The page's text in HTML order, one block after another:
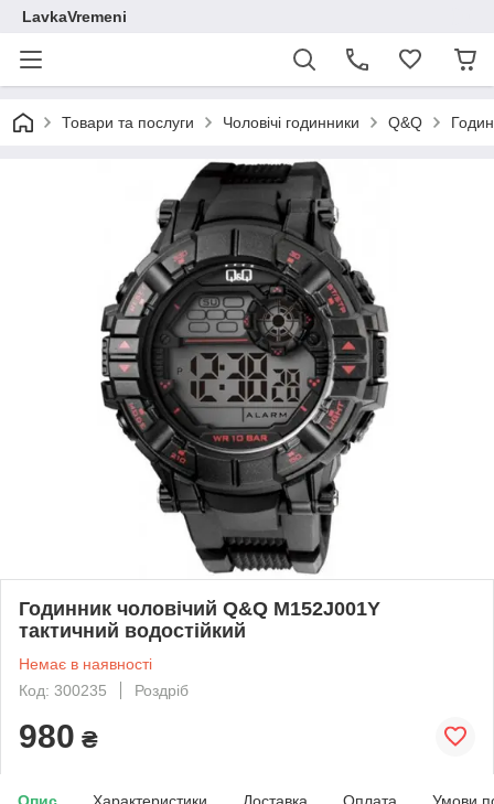
LavkaVremeni
Товари та послуги Чоловічі годинники Q&Q
Годинник чоловічий Q&Q M152J001Y
тактичний водостійкий
Немає в наявності
Код: 300235
Роздріб
980 ₴
Опис Характеристики Доставка Оплата Умови